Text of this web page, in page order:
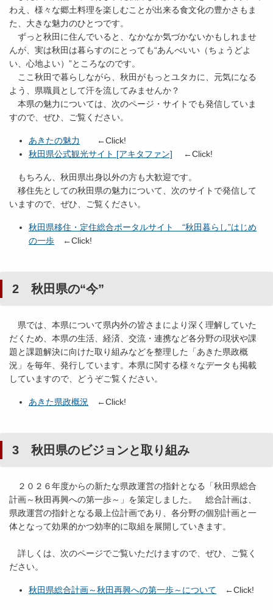
わえ、様々な郷土料理を楽しむことが出来る食文化の豊かさもま
た、大きな魅力のひとつです。
ずっと秋田に住んでいると、なかなか気づかないかもしれませ
んが、実は秋田は暮らすのにとっても“あんべいい（ちょうどよ
い、心地よい）”ところなのです。
ここ秋田で暮らしながら、秋田がもっとユタカに、元気になる
よう、県職員として汗を流してみませんか？
本県の魅力については、次のページ・サイトでも発信していま
すので、ぜひ、ご覧ください。
あきたの魅力
←Click!
秋田県公式観光サイト [アキタファン] ←Click!
もちろん、秋田県出身以外の方も大歓迎です。
移住先としての秋田県の魅力について、次のサイトで発信して
いますので、ぜひ、ご覧ください。
秋田県移住・定住総合ポータルサイト “秋田暮らし”はじめ
の一歩 ←Click!
2 秋田県の“今”
県では、本県について県内外の皆さまにより深く理解していた
だくため、本県の生活、経済、交流・連携など各分野の現状や課
題と課題解決に向けた取り組みなどを整理した「あきた県政概
況」を毎年、発行しています。本県に関する様々なデータも掲載
していますので、どうぞご覧ください。
あきた県政概況 ←Click!
3 秋田県のビジョンと取り組み
２０２６年度からの新たな県政運営の指針となる「秋田県総合
計画～秋田再興への第一歩～」を策定しました。 総合計画は、
県政運営の指針となる最上位計画であり、各分野の個別計画と一
体となって効果的かつ効率的に取組を展開していきます。
詳しくは、次のページでご覧いただけますので、ぜひ、ご覧く
ださい。
秋田県総合計画～秋田再興への第一歩～について ←Click!